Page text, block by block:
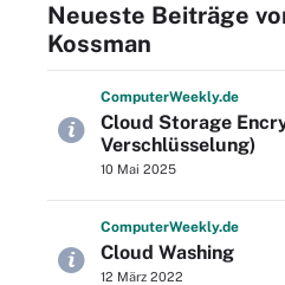
Neueste Beiträge
Kossman
ComputerWeekly.de
Cloud Storage
Verschlüsselung)
10 Mai 2025
ComputerWeekly.de
Cloud Washing
12 März 2022